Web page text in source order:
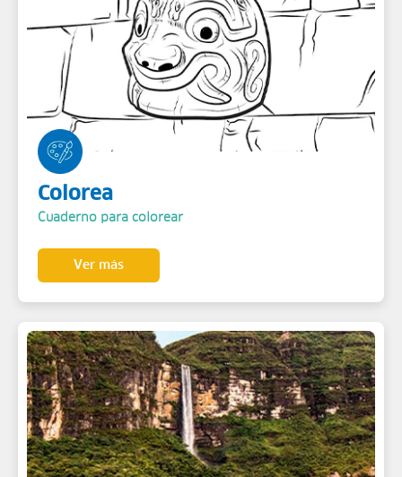
Colorea
Cuaderno para colorear
Ver más